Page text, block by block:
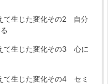
て生じた変化その2 自分
て生じた変化その3 心に
て生じた変化その4 セミ